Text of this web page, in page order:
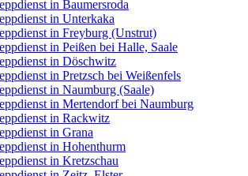
in Baumersroda
in Unterkaka
in Freyburg (Unstrut)
in Peißen bei Halle, Saale
in Döschwitz
in Pretzsch bei Weißenfels
in Naumburg (Saale)
in Mertendorf bei Naumburg
in Rackwitz
in Grana
in Hohenthurm
in Kretzschau